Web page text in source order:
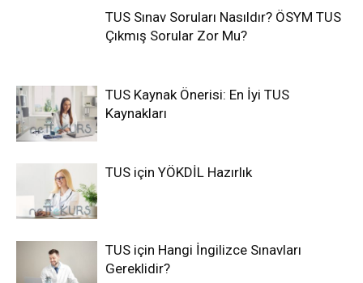
TUS Sınav Soruları Nasıldır? ÖSYM TUS
Çıkmış Sorular Zor Mu?
TUS Kaynak Önerisi: En İyi TUS
Kaynakları
TUS için YÖKDİL Hazırlık
TUS için Hangi İngilizce Sınavları
Gereklidir?